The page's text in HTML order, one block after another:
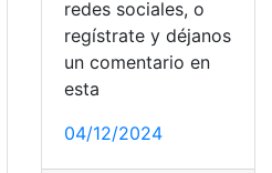
redes sociales, o
regístrate y déjanos
un comentario en
esta
04/12/2024